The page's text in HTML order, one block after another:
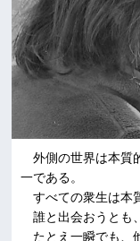
外側の世界は本質
一である。
すべての衆生は本
誰と出会おうとも
たとえ一瞬でも、